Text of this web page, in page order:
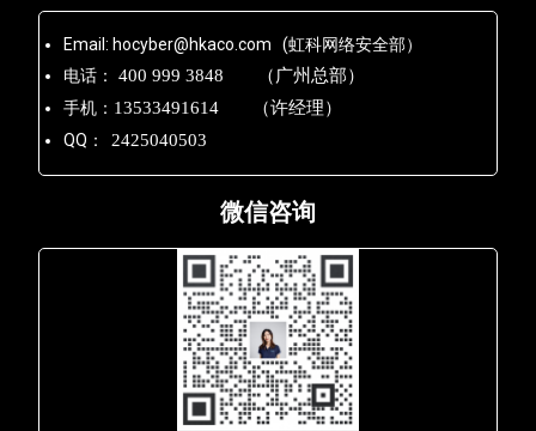
Email: hocyber@hkaco.com (虹科网络安全部）
电话：
400 999 3848 （广州总部）
手机： 13533491614 （许经理）
QQ： 2425040503
微信咨询